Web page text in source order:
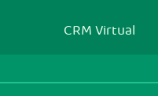
CRM Virtual